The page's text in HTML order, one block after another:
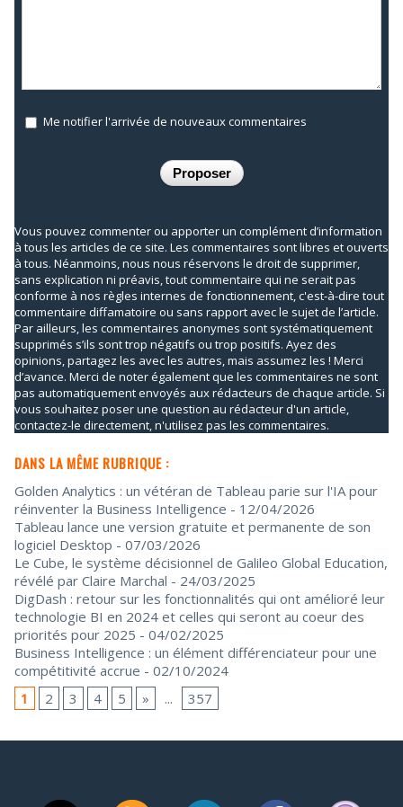
Me notifier l'arrivée de nouveaux commentaires
Vous pouvez commenter ou apporter un complément d’information
à tous les articles de ce site. Les commentaires sont libres et ouverts
à tous. Néanmoins, nous nous réservons le droit de supprimer,
sans explication ni préavis, tout commentaire qui ne serait pas
conforme à nos règles internes de fonctionnement, c'est-à-dire tout
commentaire diffamatoire ou sans rapport avec le sujet de l’article.
Par ailleurs, les commentaires anonymes sont systématiquement
supprimés s’ils sont trop négatifs ou trop positifs. Ayez des
opinions, partagez les avec les autres, mais assumez les ! Merci
d’avance. Merci de noter également que les commentaires ne sont
pas automatiquement envoyés aux rédacteurs de chaque article. Si
vous souhaitez poser une question au rédacteur d'un article,
contactez-le directement, n'utilisez pas les commentaires.
DANS LA MÊME RUBRIQUE :
Golden Analytics : un vétéran de Tableau parie sur l'IA pour
réinventer la Business Intelligence - 12/04/2026
Tableau lance une version gratuite et permanente de son
logiciel Desktop - 07/03/2026
Le Cube, le système décisionnel de Galileo Global Education,
révélé par Claire Marchal - 24/03/2025
DigDash : retour sur les fonctionnalités qui ont amélioré leur
technologie BI en 2024 et celles qui seront au coeur des
priorités pour 2025 - 04/02/2025
Business Intelligence : un élément différenciateur pour une
compétitivité accrue - 02/10/2024
1
2 3 4 5 » ... 357